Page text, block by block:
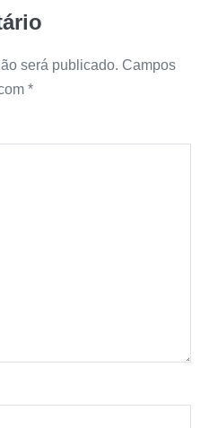
será publicado. Campos
*